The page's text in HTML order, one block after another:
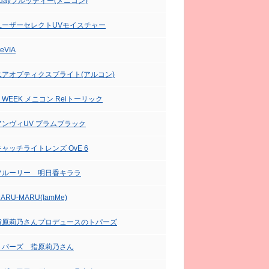
ーザーセレクトUVモイスチャー
アオプティクスブライト(アルコン)
WEEK メニコン Reiトーリック
ンヴィUV プラムブラック
ャッチライトレンズ OvE 6
ルーリー 明日香キララ
MARU(IamMe)
原莉乃さんプロデュースのトパーズ
パーズ 指原莉乃さん